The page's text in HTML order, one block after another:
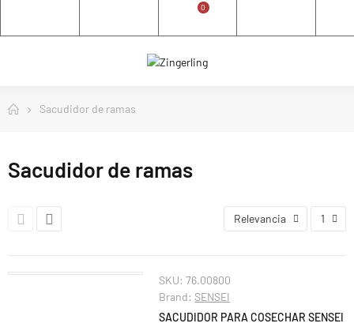
0
Sacudidor de ramas
Sacudidor de ramas
Relevancia 1
SKU:76.00800
Brand: SENSEI
SACUDIDOR PARA COSECHAR SENSEI